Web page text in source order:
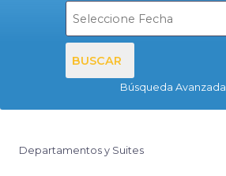
BUSCAR
Búsqueda Avanzada
Departamentos y Suites